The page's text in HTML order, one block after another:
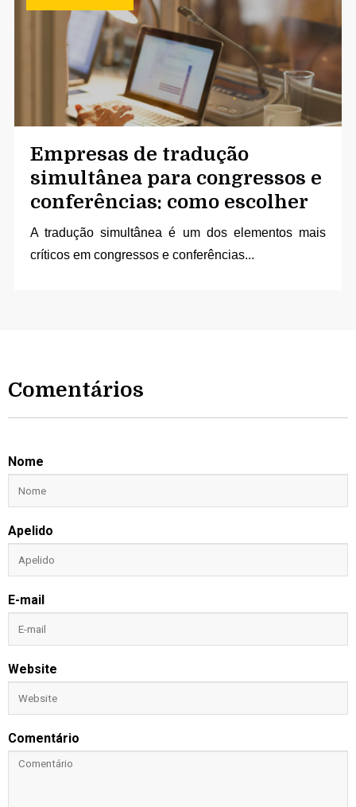
Empresas de tradução
simultânea para congressos e
conferências: como escolher
Atradução simultânea é um dos elementos mais
críticos em congressos e conferências...
Comentários
Nome
Apelido
E-mail
Website
Comentário